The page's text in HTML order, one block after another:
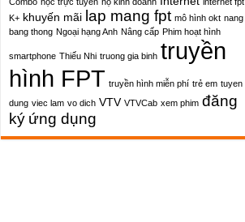
Combo học trực tuyến hộ kinh doanh
internet fpt
K+ khuyến mãi lap mang fpt mô hình okt nang
bang thong Ngoại hạng Anh Nâng cấp Phim hoạt hình
smartphone Thiếu Nhi truong gia binh truyền
hình FPT truyền hình miễn phí trẻ em tuyen
dung viec lam vo dich VTV VTVCab xem phim đăng
ký ứng dụng